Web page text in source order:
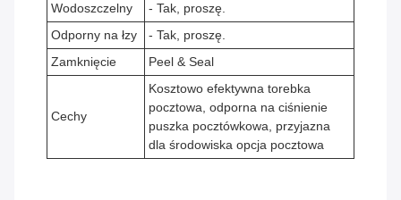
Wodoszczelny
- Tak, proszę.
Odporny na łzy
- Tak, proszę.
Zamknięcie
Peel & Seal
Cechy
Kosztowo efektywna torebka
pocztowa, odporna na ciśnienie
puszka pocztówkowa, przyjazna
dla środowiska opcja pocztowa